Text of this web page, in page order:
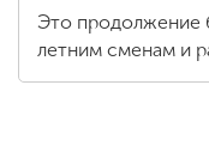
Это продолжение
летним сменам и